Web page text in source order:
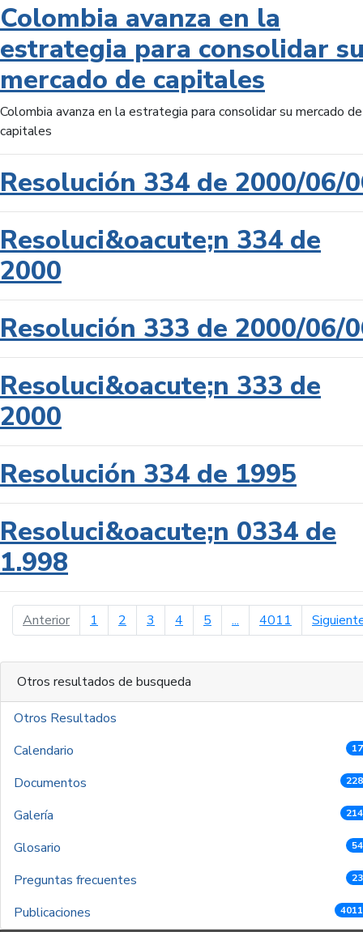
Colombia avanza en la
estrategia para consolidar
mercado de capitales
Colombia avanza en la estrategia para consolidar su mercado de
capitales
Resolución 334 de 2000/06/
Resoluci&oacute;n 334 de
2000
Resolución 333 de 2000/06/
Resoluci&oacute;n 333 de
2000
Resolución 334 de 1995
Resoluci&oacute;n 0334 de
1.998
Anteriorpágina anterior
1 2 3 4 5 ... 4011
Otros resultados de busqueda
Otros Resultados
Calendario
Documentos
Galería
Glosario
Preguntas frecuentes
Publicaciones